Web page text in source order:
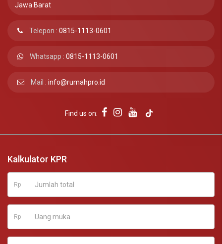
Jawa Barat
Telepon : 0815-1113-0601
Whatsapp : 0815-1113-0601
Mail : info@rumahpro.id
Find us on:
Kalkulator KPR
Rp
Rp